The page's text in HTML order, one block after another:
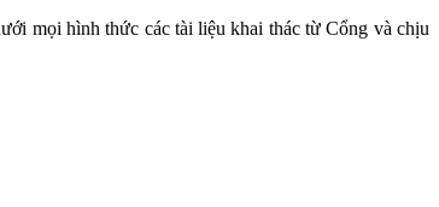
mọi hình thức các tài liệu khai thác từ Cổng và chịu